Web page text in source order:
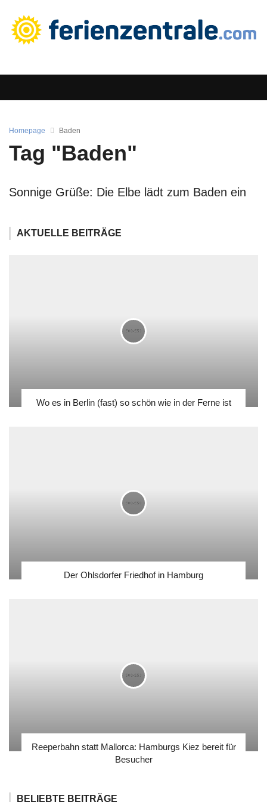
Homepage Baden
Tag "Baden"
Sonnige Grüße: Die Elbe lädt zum Baden ein
AKTUELLE BEITRÄGE
Wo es in Berlin (fast) so schön wie in der Ferne ist
Der Ohlsdorfer Friedhof in Hamburg
Reeperbahn statt Mallorca: Hamburgs Kiez bereit für
Besucher
BELIEBTE BEITRÄGE